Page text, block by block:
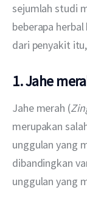
sejumlah studi
beberapa
dari penyakit
1. Jahe
Jahe merah (
merupakan
unggulan yang
dibandingkan
unggulan yang